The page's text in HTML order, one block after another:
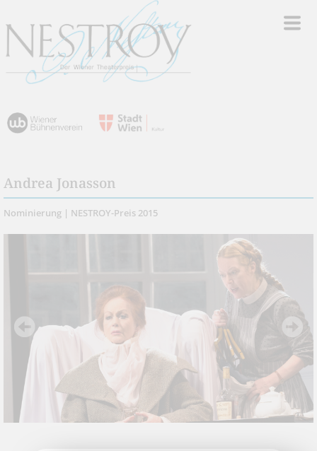
Andrea Jonasson
Nominierung | NESTROY-Preis 2015